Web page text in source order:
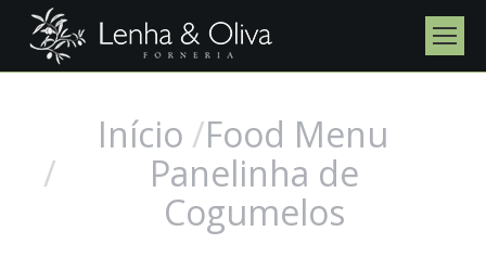
Você está aqui:Início Food Menu
Panelinha de
Cogumelos